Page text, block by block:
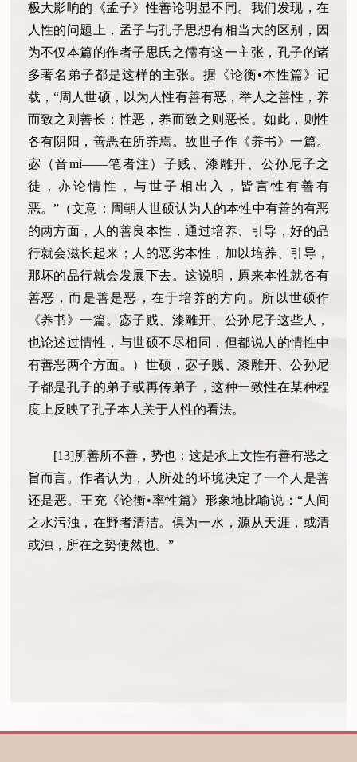
极大影响的《孟子》性善论明显不同。我们发现，在
人性的问题上，孟子与孔子思想有相当大的区别，因
为不仅本篇的作者子思氏之儒有这一主张，孔子的诸
多著名弟子都是这样的主张。据《论衡•本性篇》记
载，“周人世硕，以为人性有善有恶，举人之善性，养
而致之则善长；性恶，养而致之则恶长。如此，则性
各有阴阳，善恶在所养焉。故世子作《养书》一篇。
宓（音mì——笔者注）子贱、漆雕开、公孙尼子之
徒，亦论情性，与世子相出入，皆言性有善有
恶。”（文意：周朝人世硕认为人的本性中有善的有恶
的两方面，人的善良本性，通过培养、引导，好的品
行就会滋长起来；人的恶劣本性，加以培养、引导，
那坏的品行就会发展下去。这说明，原来本性就各有
善恶，而是善是恶，在于培养的方向。所以世硕作
《养书》一篇。宓子贱、漆雕开、公孙尼子这些人，
也论述过情性，与世硕不尽相同，但都说人的情性中
有善恶两个方面。）世硕，宓子贱、漆雕开、公孙尼
子都是孔子的弟子或再传弟子，这种一致性在某种程
度上反映了孔子本人关于人性的看法。
[13]所善所不善，势也：这是承上文性有善有恶之
旨而言。作者认为，人所处的环境决定了一个人是善
还是恶。王充《论衡•率性篇》形象地比喻说：“人间
之水污浊，在野者清洁。俱为一水，源从天涯，或清
或浊，所在之势使然也。”